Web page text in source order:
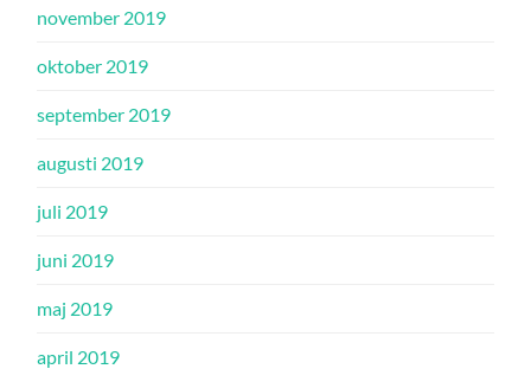
november 2019
oktober 2019
september 2019
augusti 2019
juli 2019
juni 2019
maj 2019
april 2019